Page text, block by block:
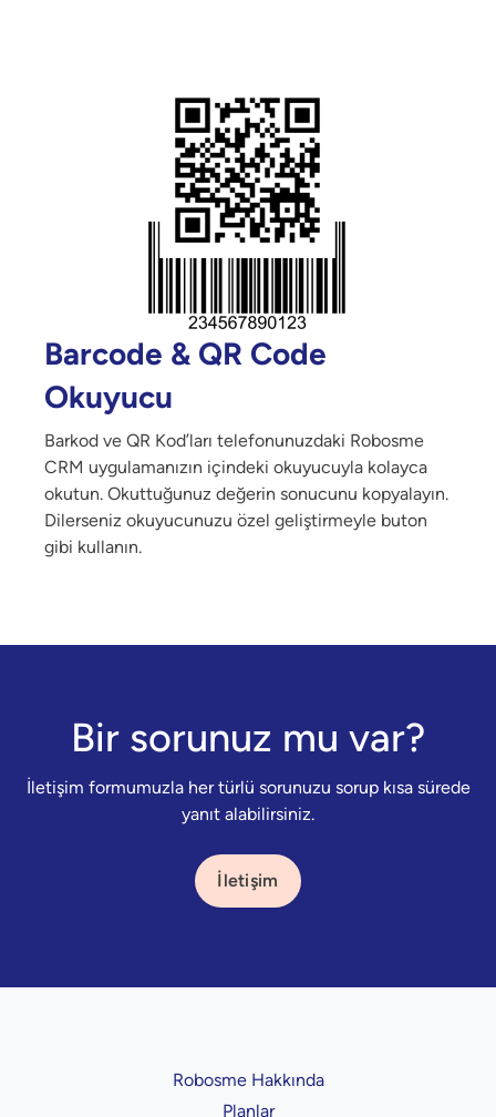
Barcode & QR Code
Okuyucu
Barkod ve QR Kod’ları telefonunuzdaki Robosme
CRM uygulamanızın içindeki okuyucuyla kolayca
okutun. Okuttuğunuz değerin sonucunu kopyalayın.
Dilerseniz okuyucunuzu özel geliştirmeyle buton
gibi kullanın.
Bir sorunuz mu var?
İletişim formumuzla her türlü sorunuzu sorup kısa sürede
yanıt alabilirsiniz.
İletişim
Robosme Hakkında
Planlar